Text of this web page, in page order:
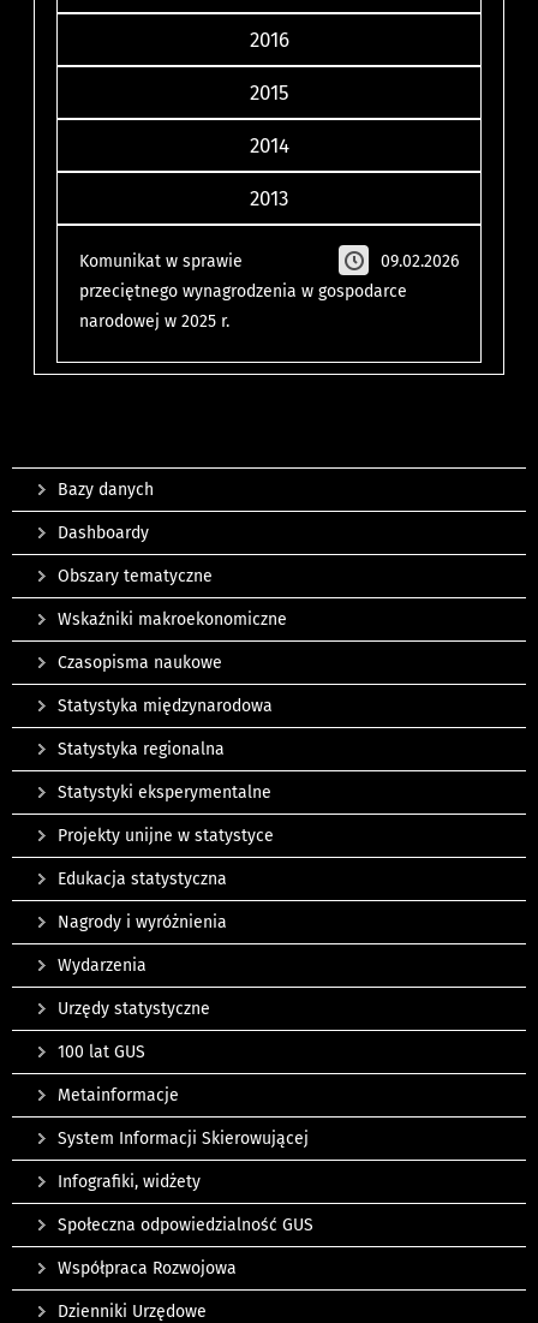
2016
2015
2014
2013
09.02.2026
Komunikat w sprawie
przeciętnego wynagrodzenia w gospodarce
narodowej w 2025 r.
Bazy danych
Dashboardy
Obszary tematyczne
Wskaźniki makroekonomiczne
Czasopisma naukowe
Statystyka międzynarodowa
Statystyka regionalna
Statystyki eksperymentalne
Projekty unijne w statystyce
Edukacja statystyczna
Nagrody i wyróżnienia
Wydarzenia
Urzędy statystyczne
100 lat GUS
Metainformacje
System Informacji Skierowującej
Infografiki, widżety
Społeczna odpowiedzialność GUS
Współpraca Rozwojowa
Dzienniki Urzędowe